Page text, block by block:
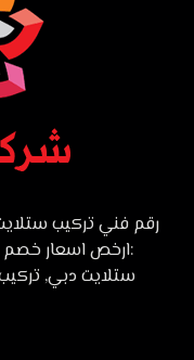
رقم فني تركيب
ستلايت دبي,